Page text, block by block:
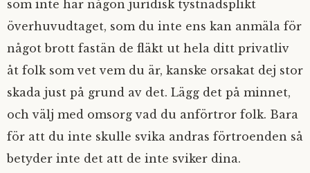
som inte har någon juridisk tystnadsplikt
överhuvudtaget, som du inte ens kan anmäla för
något brott fastän de fläkt ut hela ditt privatliv
åt folk som vet vem du är, kanske orsakat dej stor
skada just på grund av det. Lägg det på minnet,
och välj med omsorg vad du anförtror folk. Bara
för att du inte skulle svika andras förtroenden så
betyder inte det att de inte sviker dina.